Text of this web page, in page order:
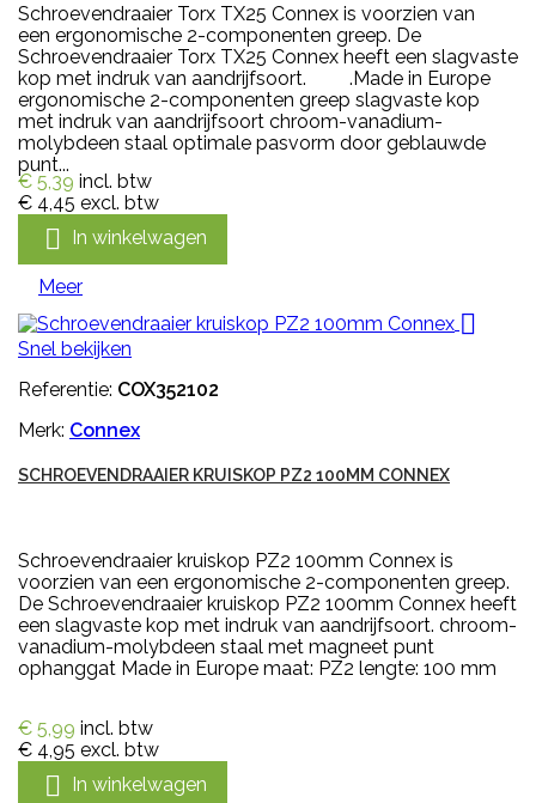
Schroevendraaier Torx TX25 Connex is voorzien van
een ergonomische 2-componenten greep. De
Schroevendraaier Torx TX25 Connex heeft een slagvaste
kop met indruk van aandrijfsoort. .Made in Europe
ergonomische 2-componenten greep slagvaste kop
met indruk van aandrijfsoort chroom-vanadium-
molybdeen staal optimale pasvorm door geblauwde
punt...
€ 5,39 incl. btw
€ 4,45 excl. btw
 In winkelwagen
Meer

Snel bekijken
Referentie: COX352102
Merk: Connex
SCHROEVENDRAAIER KRUISKOP PZ2 100MM CONNEX
Schroevendraaier kruiskop PZ2 100mm Connex is
voorzien van een ergonomische 2-componenten greep.
De Schroevendraaier kruiskop PZ2 100mm Connex heeft
een slagvaste kop met indruk van aandrijfsoort. chroom-
vanadium-molybdeen staal met magneet punt
ophanggat Made in Europe maat: PZ2 lengte: 100 mm
€ 5,99 incl. btw
€ 4,95 excl. btw
 In winkelwagen